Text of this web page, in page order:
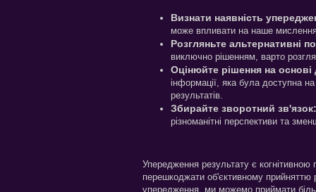
Визнати наявність
може впливати на наше
Розгляньте альтернативні
виключно рішенням, варто
Оцінюйте рішення на основі
інформації, яка була доступна
результатів.
Збирайте зворотний зв'язок:
різноманітні перспективи та
Упередження результату є
перешкоджати об'єктивному прийняттю
упередження, ми можемо приймати